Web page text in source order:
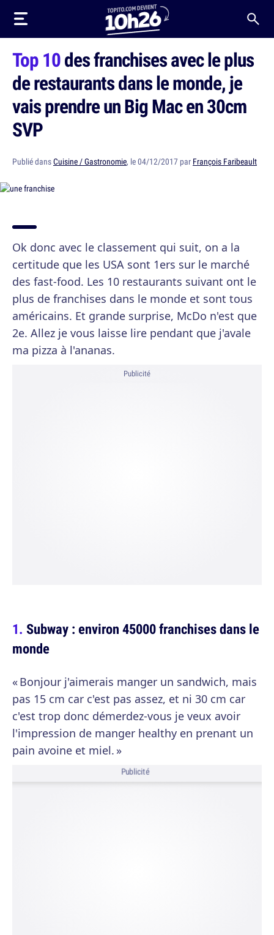
Top 10des franchises avec le plus
de restaurants dans le monde, je
vais prendre un Big Mac en 30cm
SVP
Publié dansCuisine / Gastronomie, le 04/12/2017 par François Faribeault
Ok donc avec le classement qui suit, on a la
certitude que les USA sont 1ers sur le marché
des fast-food. Les 10 restaurants suivant ont le
plus de franchises dans le monde et sont tous
américains. Et grande surprise, McDo n'est que
2e. Allez je vous laisse lire pendant que j'avale
ma pizza à l'ananas.
Publicité
Subway : environ 45000 franchises dans le
monde
« Bonjour j'aimerais manger un sandwich, mais
pas 15 cm car c'est pas assez, et ni 30 cm car
c'est trop donc démerdez-vous je veux avoir
l'impression de manger healthy en prenant un
pain avoine et miel. »
Publicité